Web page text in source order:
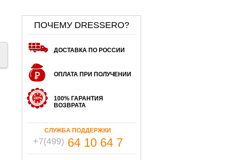
ПОЧЕМУ DRESSERO?
ДОСТАВКА ПО РОССИИ
ОПЛАТА ПРИ ПОЛУЧЕНИИ
100% ГАРАНТИЯ
ВОЗВРАТА
СЛУЖБА ПОДДЕРЖКИ
+7(499) 64 10 64 7